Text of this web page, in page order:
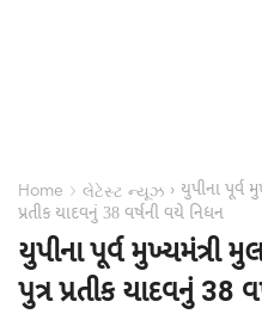
Home › લેટેસ્ટ ન્યૂઝ › યુપીના પૂર્વ
પ્રતીક યાદવનું 38 વર્ષની વયે નિધન
યુપીના પૂર્વ મુખ્યમંત્રી
પુત્ર પ્રતીક યાદવનું 38